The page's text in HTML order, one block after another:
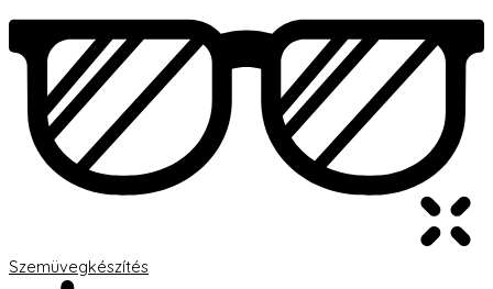
Szemüvegkészítés